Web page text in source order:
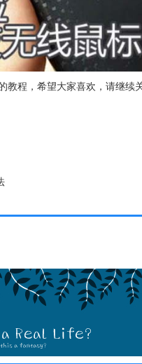
程，希望大家喜欢，请继续